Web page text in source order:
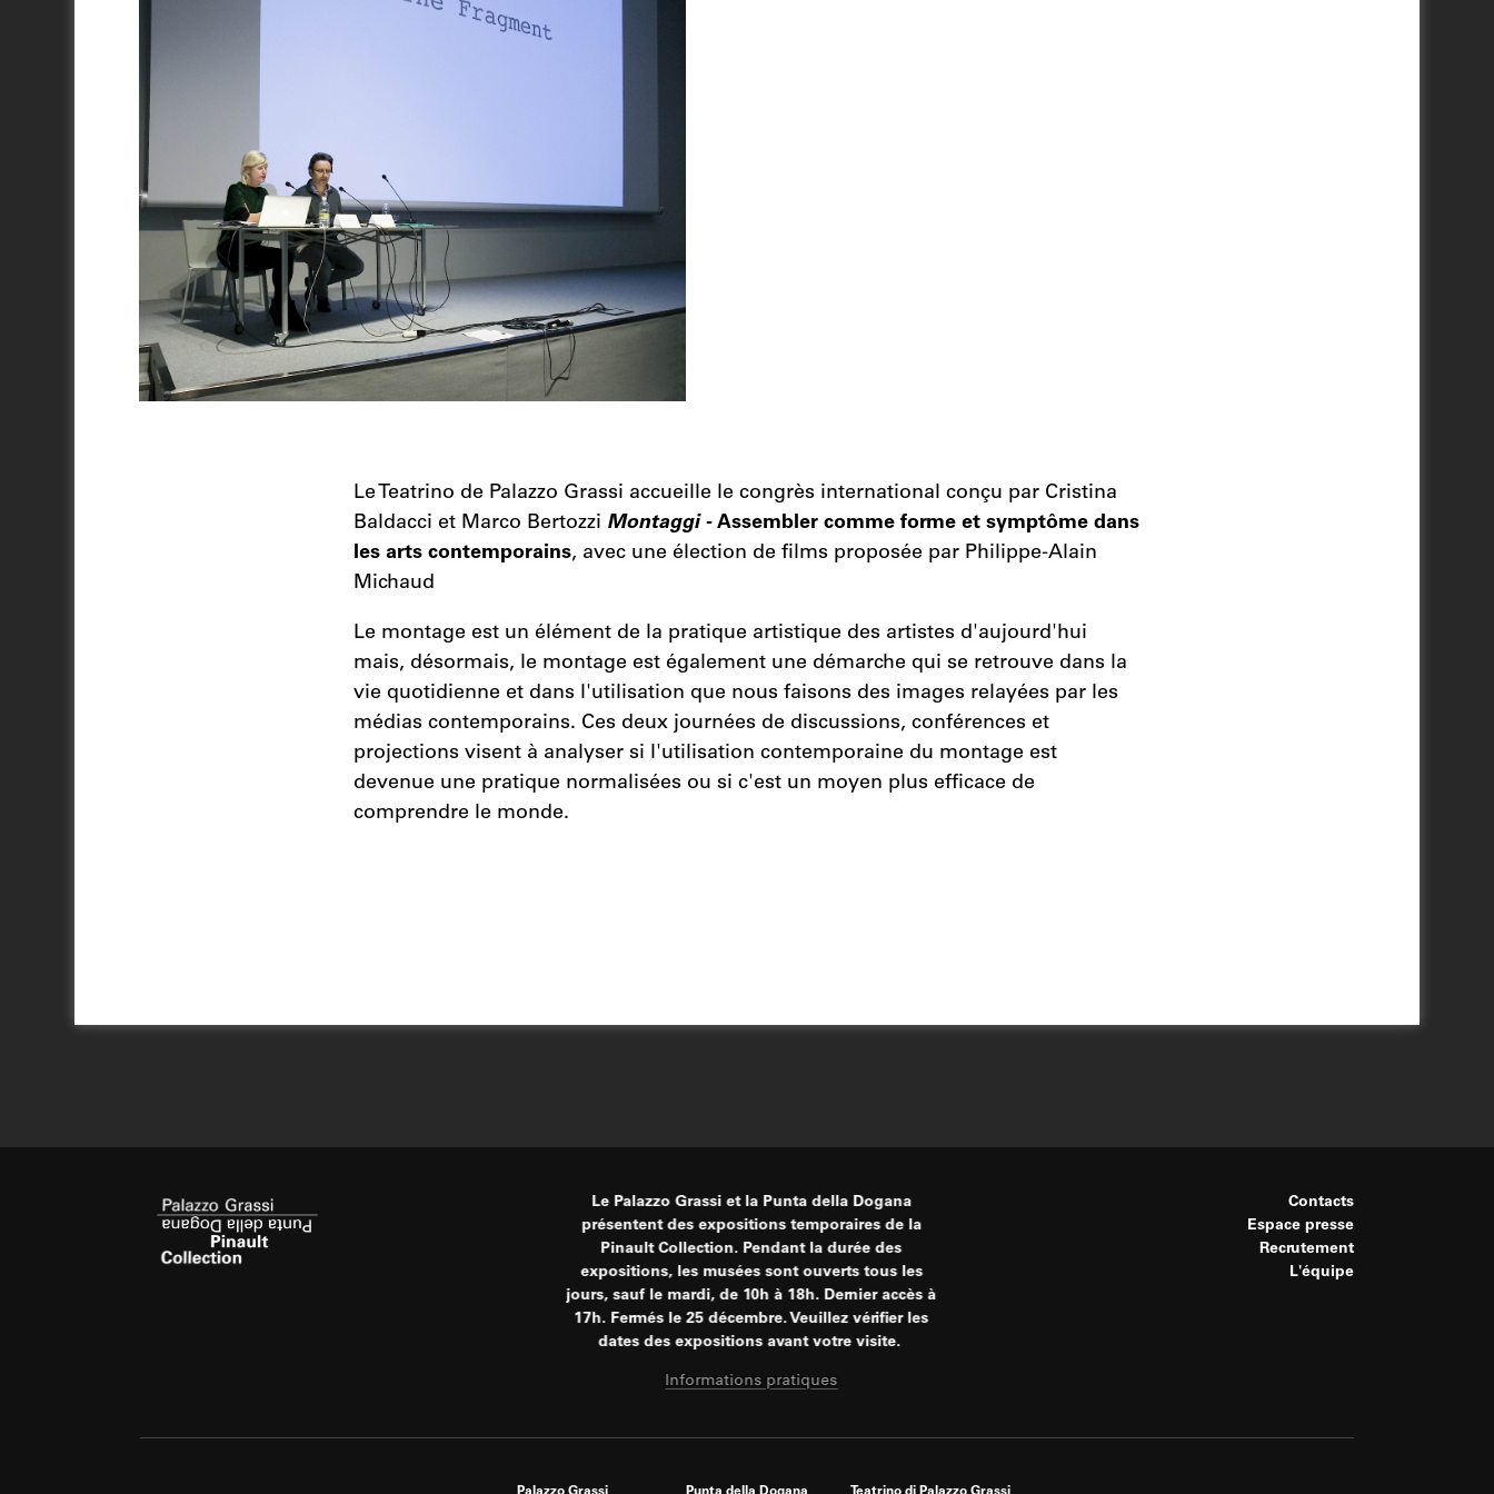
Le Teatrino de Palazzo Grassi accueille le congrès international conçu par Cristina
Baldacci et Marco Bertozzi Montaggi - Assembler comme forme et symptôme dans
les arts contemporains, avec une élection de films proposée par Philippe-Alain
Michaud
Le montage est un élément de la pratique artistique des artistes d'aujourd'hui
mais, désormais, le montage est également une démarche qui se retrouve dans la
vie quotidienne et dans l'utilisation que nous faisons des images relayées par les
médias contemporains. Ces deux journées de discussions, conférences et
projections visent à analyser si l'utilisation contemporaine du montage est
devenue une pratique normalisées ou si c'est un moyen plus efficace de
comprendre le monde.
Le Palazzo Grassi et la Punta della Dogana
présentent des expositions temporaires de la
Pinault Collection. Pendant la durée des
expositions, les musées sont ouverts tous les
jours, sauf le mardi, de 10h à 18h. Dernier accès à
17h. Fermés le 25 décembre. Veuillez vérifier les
dates des expositions avant votre visite.
Informations pratiques
Contacts
Espace presse
Recrutement
L'équipe